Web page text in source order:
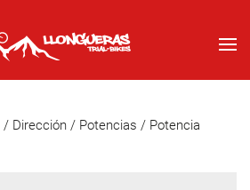
/ Dirección / Potencias / Potencia